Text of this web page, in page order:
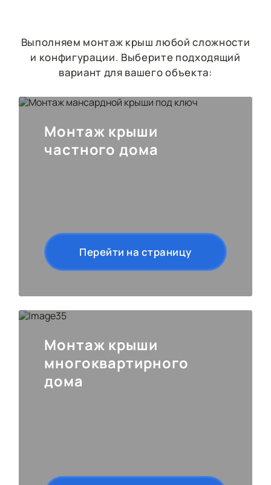
крыши
Выполняем монтаж крыш любой сложности
и конфигурации. Выберите подходящий
вариант для вашего объекта:
Монтаж крыши
частного дома
Перейти на страницу
Монтаж крыши
многоквартирного
дома